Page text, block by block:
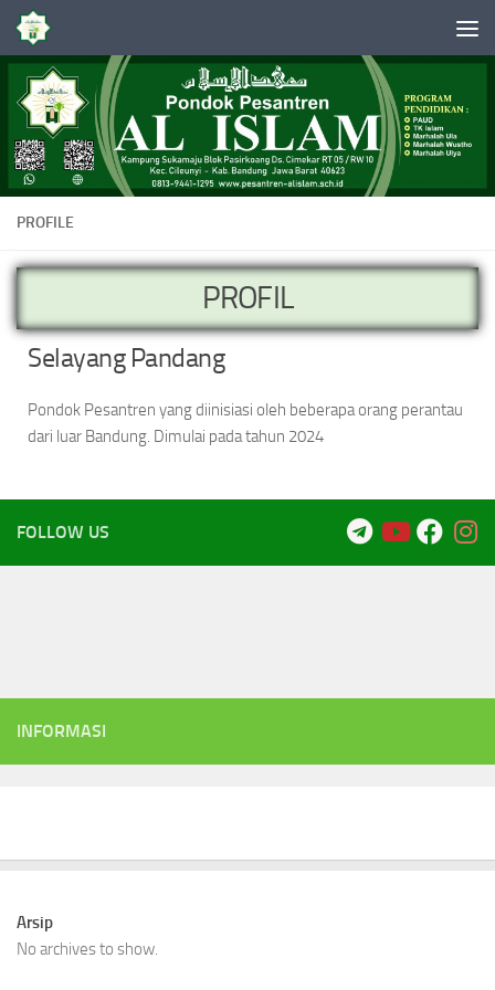
Skip to content
PROFILE
PROFIL
Selayang Pandang
Pondok Pesantren yang diinisiasi oleh beberapa orang perantau
dari luar Bandung. Dimulai pada tahun 2024
FOLLOW US
INFORMASI
Arsip
No archives to show.